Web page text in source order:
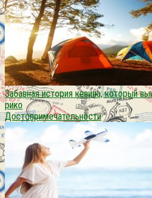
Забавная история кевина, который
рико
Достопримечательности